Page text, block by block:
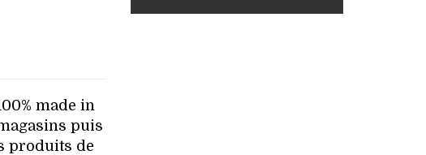
made in
puis
produits de